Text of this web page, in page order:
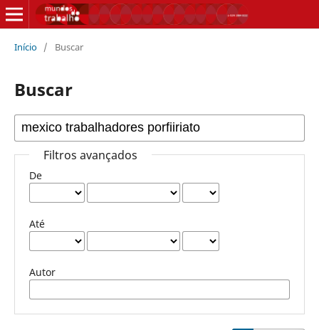
Início / Buscar
Buscar
Filtros avançados
De
Até
Autor